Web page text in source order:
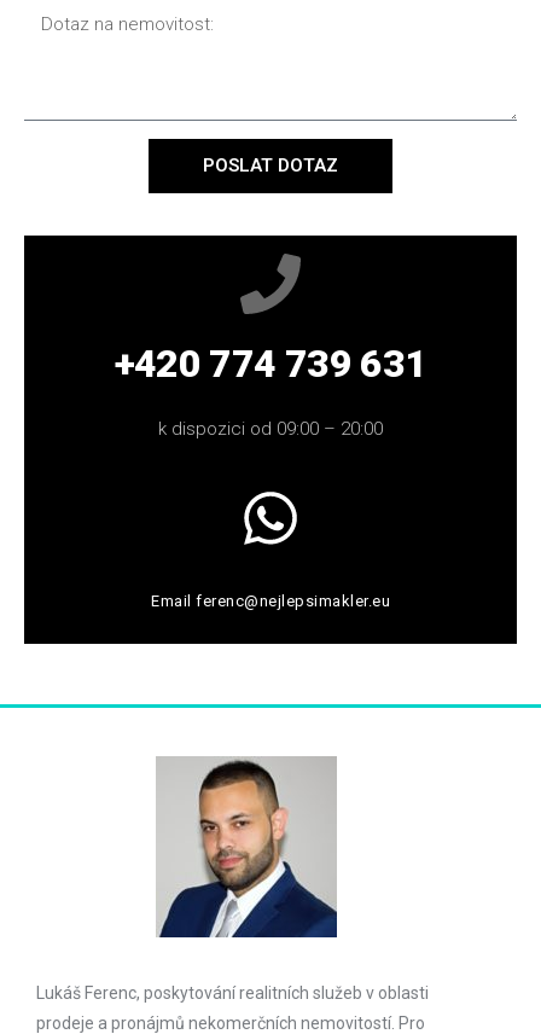
POSLAT DOTAZ
+420 774 739 631
k dispozici od 09:00 – 20:00
Email ferenc@nejlepsimakler.eu
Lukáš Ferenc, poskytování realitních služeb v oblasti
prodeje a pronájmů nekomerčních nemovitostí. Pro